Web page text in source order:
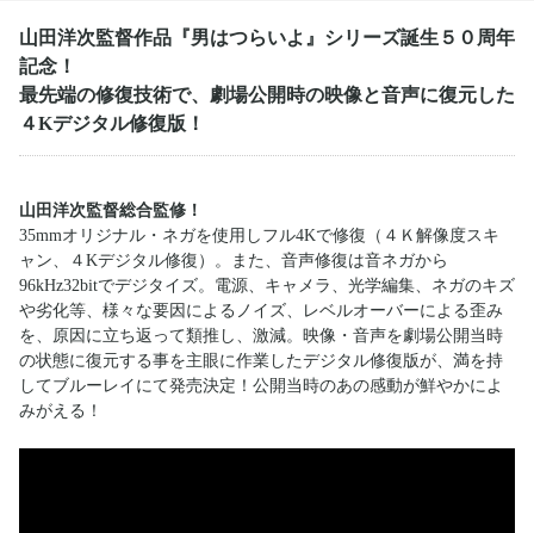
山田洋次監督作品『男はつらいよ』シリーズ誕生５０周年
記念！
最先端の修復技術で、劇場公開時の映像と音声に復元した
４Kデジタル修復版！
山田洋次監督総合監修！
35mmオリジナル・ネガを使用しフル4Kで修復（４Ｋ解像度スキ
ャン、４Kデジタル修復）。また、音声修復は音ネガから
96kHz32bitでデジタイズ。電源、キャメラ、光学編集、ネガのキズ
や劣化等、様々な要因によるノイズ、レベルオーバーによる歪み
を、原因に立ち返って類推し、激減。映像・音声を劇場公開当時
の状態に復元する事を主眼に作業したデジタル修復版が、満を持
してブルーレイにて発売決定！公開当時のあの感動が鮮やかによ
みがえる！